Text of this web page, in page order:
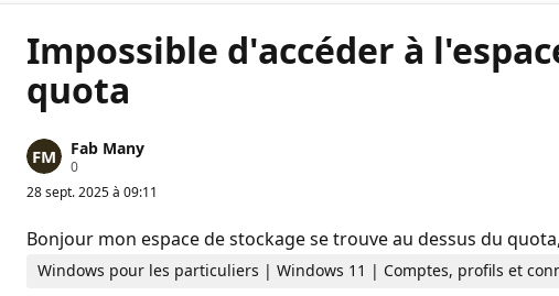
Impossible d'accéder à
quota
Fab Many
0P
i
t
s
d
e
28 sept. 2025 à 09:11
Bonjour mon espace de stockage se trouve au dessus du
Windows pour les particuliers | Windows 11 | Comptes, profils et